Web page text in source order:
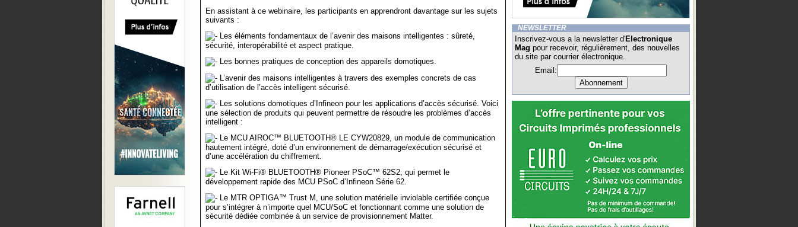
En assistant à ce webinaire, les participants en apprendront davantage sur les sujets
suivants :
Les éléments fondamentaux de l’avenir des maisons intelligentes : sûreté,
sécurité, interopérabilité et aspect pratique.
Les bonnes pratiques de conception des appareils domotiques.
L’avenir des maisons intelligentes à travers des exemples concrets de cas
d’utilisation de l’accès intelligent sécurisé.
Les solutions domotiques d’Infineon pour les applications d’accès sécurisé. Voici
une sélection de produits qui peuvent permettre de résoudre les problèmes d’accès
intelligent :
Le MCU AIROC™ BLUETOOTH® LE CYW20829, un module de communication
hautement intégré, doté d’un environnement de démarrage/exécution sécurisé et
d’une accélération du chiffrement.
Le Kit Wi-Fi® BLUETOOTH® Pioneer PSoC™ 62S2, qui permet le
développement rapide des MCU PSoC d’Infineon Série 62.
Le MTR OPTIGA™ Trust M, une solution matérielle inviolable certifiée conçue
pour s’intégrer à n’importe quel MCU/SoC et fonctionnant comme une solution de
sécurité dédiée combinée à un service de provisionnement Matter.
NEWSLETTER
Inscrivez-vous a la newsletter d'Electronique
Mag pour recevoir, régulièrement, des nouvelles
du site par courrier électronique.
Email: